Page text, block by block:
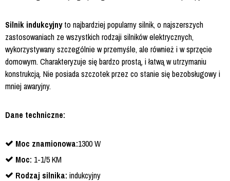
Silnik indukcyjnyto najbardziej popularny silnik, o najszerszych
zastosowaniach ze wszystkich rodzaji silników elektrycznych,
wykorzystywany szczególnie w przemyśle, ale również i w sprzęcie
domowym. Charakteryzuje się bardzo prostą, i łatwą w utrzymaniu
konstrukcją. Nie posiada szczotek przez co stanie się bezobsługowy i
mniej awaryjny.
Dane techniczne:
Moc znamionowa:1300 W
Moc: 1-1/5 KM
Rodzaj silnika: indukcyjny